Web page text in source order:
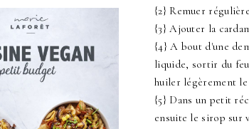
{2} Remuer
{3} Ajouter la
{4} A bout d'une
liquide, sortir du
huiler légèrement
{5} Dans un petit
ensuite le sirop sur